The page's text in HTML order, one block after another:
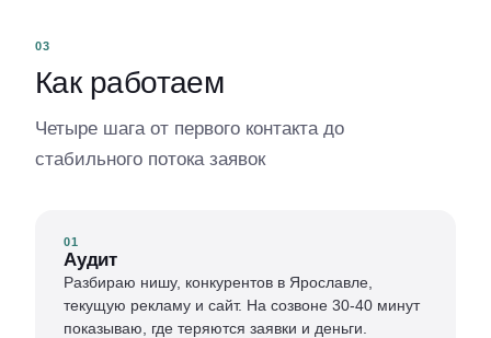
03
Как работаем
Четыре шага от первого контакта до
стабильного потока заявок
01
Аудит
Разбираю нишу, конкурентов в Ярославле,
текущую рекламу и сайт. На созвоне 30-40 минут
показываю, где теряются заявки и деньги.